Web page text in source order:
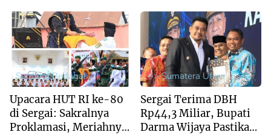
Husna Sabet Juara
Umum I
Sumut
Serdang Bedagai
Upacara HUT RI ke-80
di Sergai: Sakralnya
Proklamasi, Meriahnya
--> Sumatera Utara
Sergai Terima DBH
Rp44,3 Miliar, Bupati
Darma Wijaya Pastikan